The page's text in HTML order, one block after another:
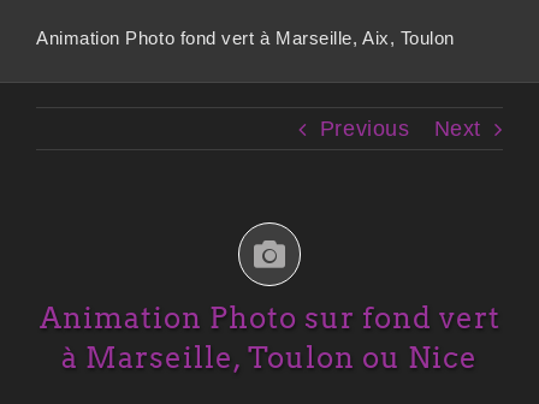
Animation Photo fond vert à Marseille, Aix, Toulon
Previous Next
Animation Photo sur fond vert
à Marseille, Toulon ou Nice